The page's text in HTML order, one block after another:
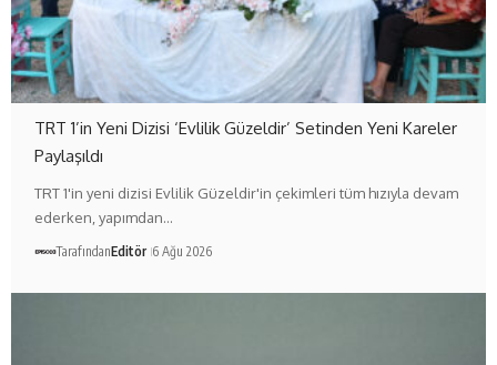
TRT 1’in Yeni Dizisi ‘Evlilik Güzeldir’ Setinden Yeni Kareler
Paylaşıldı
TRT 1'in yeni dizisi Evlilik Güzeldir'in çekimleri tüm hızıyla devam
ederken, yapımdan…
TarafındanEditör 6 Ağu 2026